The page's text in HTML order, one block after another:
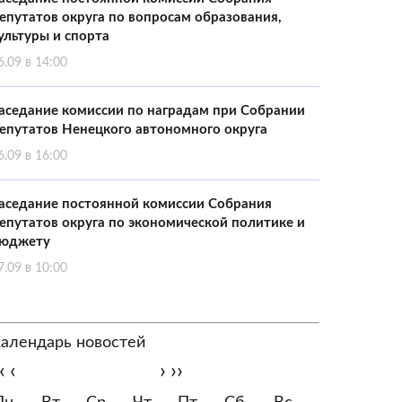
округа по вопросам образования,
и спорта
в 14:00
комиссии по наградам при Собрании
Ненецкого автономного округа
в 16:00
постоянной комиссии Собрания
округа по экономической политике и
в 10:00
новостей
‹ › ››